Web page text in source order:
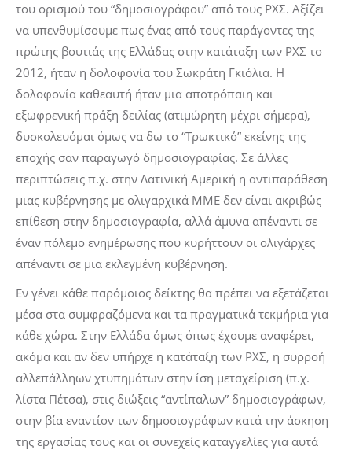
του ορισμού του “δημοσιογράφου” από τους ΡΧΣ. Αξίζει
να υπενθυμίσουμε πως ένας από τους παράγοντες της
πρώτης βουτιάς της Ελλάδας στην κατάταξη των ΡΧΣ το
2012, ήταν η δολοφονία του Σωκράτη Γκιόλια. Η
δολοφονία καθεαυτή ήταν μια αποτρόπαιη και
εξωφρενική πράξη δειλίας (ατιμώρητη μέχρι σήμερα),
δυσκολευόμαι όμως να δω το “Τρωκτικό” εκείνης της
εποχής σαν παραγωγό δημοσιογραφίας. Σε άλλες
περιπτώσεις π.χ. στην Λατινική Αμερική η αντιπαράθεση
μιας κυβέρνησης με ολιγαρχικά ΜΜΕ δεν είναι ακριβώς
επίθεση στην δημοσιογραφία, αλλά άμυνα απέναντι σε
έναν πόλεμο ενημέρωσης που κυρήττουν οι ολιγάρχες
απέναντι σε μια εκλεγμένη κυβέρνηση.
Εν γένει κάθε παρόμοιος δείκτης θα πρέπει να εξετάζεται
μέσα στα συμφραζόμενα και τα πραγματικά τεκμήρια για
κάθε χώρα. Στην Ελλάδα όμως όπως έχουμε αναφέρει,
ακόμα και αν δεν υπήρχε η κατάταξη των ΡΧΣ, η συρροή
αλλεπάλληων χτυπημάτων στην ίση μεταχείριση (π.χ.
λίστα Πέτσα), στις διώξεις “αντίπαλων” δημοσιογράφων,
στην βία εναντίον των δημοσιογράφων κατά την άσκηση
της εργασίας τους και οι συνεχείς καταγγελίες για αυτά